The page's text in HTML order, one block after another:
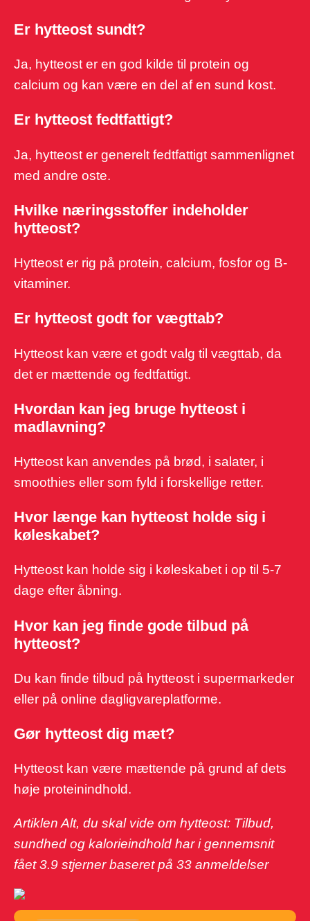
Er hytteost sundt?
Ja, hytteost er en god kilde til protein og
calcium og kan være en del af en sund kost.
Er hytteost fedtfattigt?
Ja, hytteost er generelt fedtfattigt sammenlignet
med andre oste.
Hvilke næringsstoffer indeholder
hytteost?
Hytteost er rig på protein, calcium, fosfor og B-
vitaminer.
Er hytteost godt for vægttab?
Hytteost kan være et godt valg til vægttab, da
det er mættende og fedtfattigt.
Hvordan kan jeg bruge hytteost i
madlavning?
Hytteost kan anvendes på brød, i salater, i
smoothies eller som fyld i forskellige retter.
Hvor længe kan hytteost holde sig i
køleskabet?
Hytteost kan holde sig i køleskabet i op til 5-7
dage efter åbning.
Hvor kan jeg finde gode tilbud på
hytteost?
Du kan finde tilbud på hytteost i supermarkeder
eller på online dagligvareplatforme.
Gør hytteost dig mæt?
Hytteost kan være mættende på grund af dets
høje proteinindhold.
Artiklen Alt, du skal vide om hytteost: Tilbud,
sundhed og kalorieindhold har i gennemsnit
fået3.9 stjerner baseret på 33 anmeldelser